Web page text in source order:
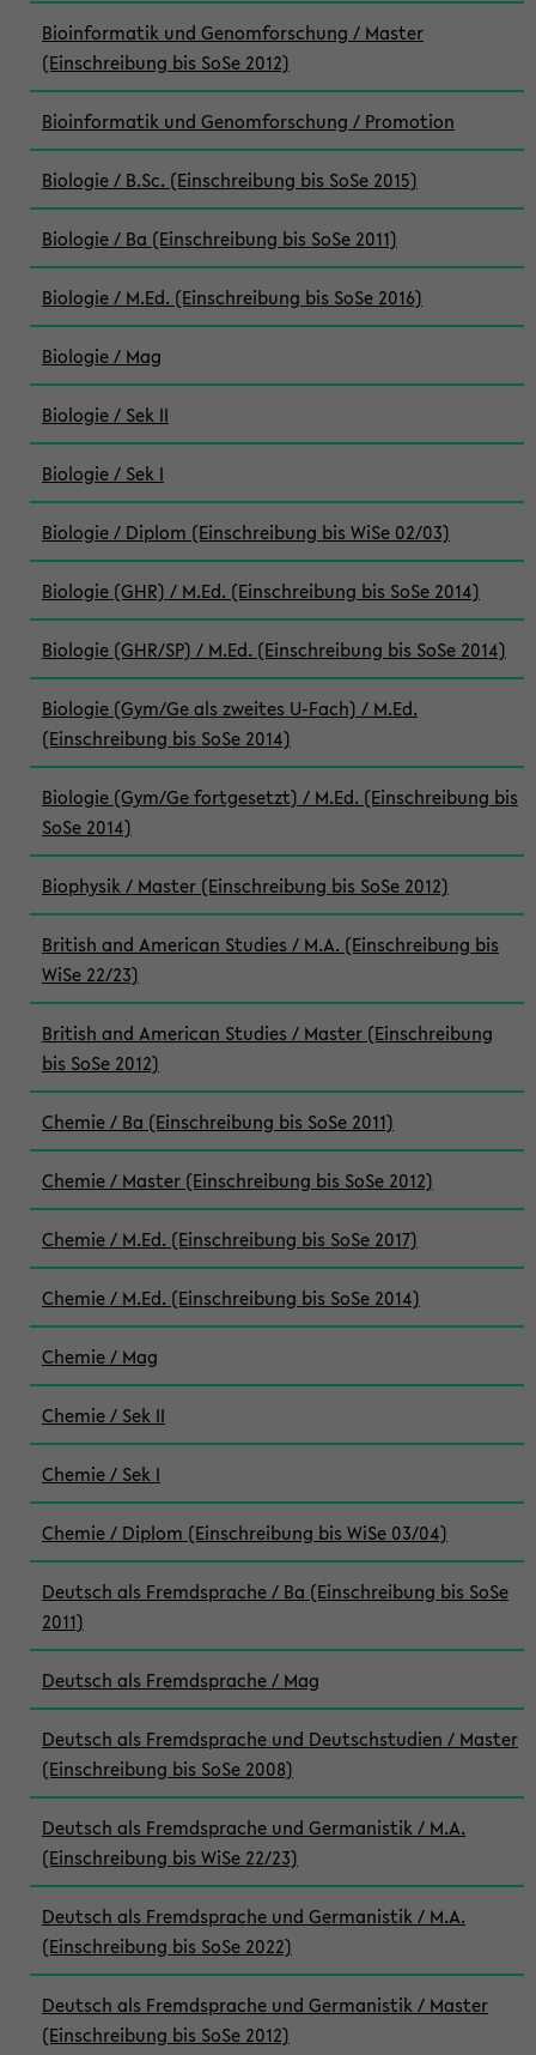
Bioinformatik und Genomforschung / Master
(Einschreibung bis SoSe 2012)
Bioinformatik und Genomforschung / Promotion
Biologie / B.Sc. (Einschreibung bis SoSe 2015)
Biologie / Ba (Einschreibung bis SoSe 2011)
Biologie / M.Ed. (Einschreibung bis SoSe 2016)
Biologie / Mag
Biologie / Sek II
Biologie / Sek I
Biologie / Diplom (Einschreibung bis WiSe 02/03)
Biologie (GHR) / M.Ed. (Einschreibung bis SoSe 2014)
Biologie (GHR/SP) / M.Ed. (Einschreibung bis SoSe 2014)
Biologie (Gym/Ge als zweites U-Fach) / M.Ed.
(Einschreibung bis SoSe 2014)
Biologie (Gym/Ge fortgesetzt) / M.Ed. (Einschreibung bis
SoSe 2014)
Biophysik / Master (Einschreibung bis SoSe 2012)
British and American Studies / M.A. (Einschreibung bis
WiSe 22/23)
British and American Studies / Master (Einschreibung
bis SoSe 2012)
Chemie / Ba (Einschreibung bis SoSe 2011)
Chemie / Master (Einschreibung bis SoSe 2012)
Chemie / M.Ed. (Einschreibung bis SoSe 2017)
Chemie / M.Ed. (Einschreibung bis SoSe 2014)
Chemie / Mag
Chemie / Sek II
Chemie / Sek I
Chemie / Diplom (Einschreibung bis WiSe 03/04)
Deutsch als Fremdsprache / Ba (Einschreibung bis SoSe
2011)
Deutsch als Fremdsprache / Mag
Deutsch als Fremdsprache und Deutschstudien / Master
(Einschreibung bis SoSe 2008)
Deutsch als Fremdsprache und Germanistik / M.A.
(Einschreibung bis WiSe 22/23)
Deutsch als Fremdsprache und Germanistik / M.A.
(Einschreibung bis SoSe 2022)
Deutsch als Fremdsprache und Germanistik / Master
(Einschreibung bis SoSe 2012)